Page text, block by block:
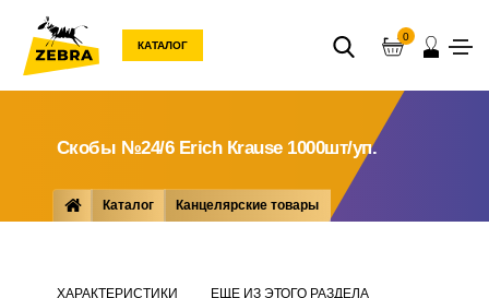
КАТАЛОГ
0
Скобы №24/6 Еrich Кrause 1000шт/уп.
Каталог Канцелярские товары
ХАРАКТЕРИСТИКИ
ЕЩЕ ИЗ ЭТОГО РАЗДЕЛА